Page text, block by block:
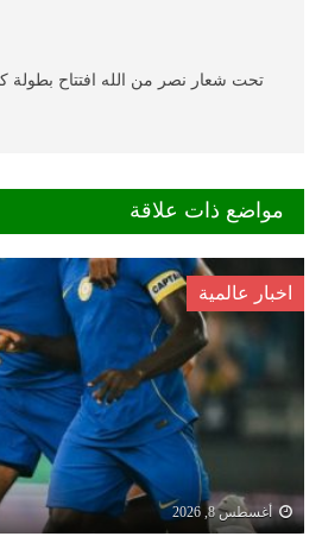
تحت شعار نصر من الله افتتاح بطولة
مواضع ذات علاقة
اخبار عالمية
أغسطس 8, 2026